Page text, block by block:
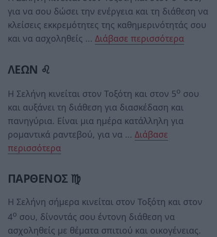
για να σου δώσει την ενέργεια και τη διάθεση να
κλείσεις εκκρεμότητες της καθημερινότητάς σου
και να ασχοληθείς ... Διάβασε περισσότερα
ΛΕΩΝ ♌
Η Σελήνη κινείται στον Τοξότη και στον 5ο σου
και αυξάνει τη διάθεση για διασκέδαση και
πανηγύρια. Είναι μια ημέρα κατάλληλη για
ρομαντικά ραντεβού, για να ... Διάβασε
περισσότερα
ΠΑΡΘΕΝΟΣ ♍
Η Σελήνη σήμερα κινείται στον Τοξότη και στον
4ο σου, δίνοντάς σου έντονη διάθεση να
ασχοληθείς με θέματα σπιτιού και οικογένειας.